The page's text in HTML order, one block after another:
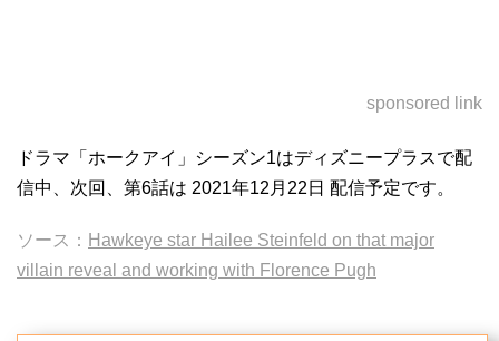
sponsored link
ドラマ「ホークアイ」シーズン1はディズニープラスで配
信中、次回、第6話は 2021年12月22日 配信予定です。
ソース：
Hawkeye star Hailee Steinfeld on that major
villain reveal and working with Florence Pugh